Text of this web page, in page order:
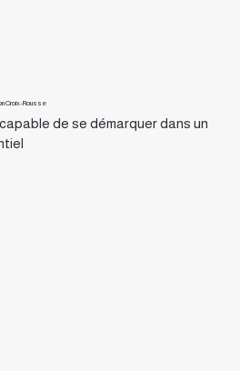
Croix-Rousse
de se démarquer dans un